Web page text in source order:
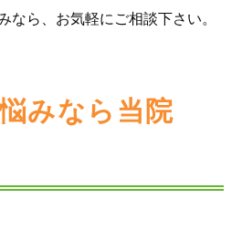
なら、お気軽にご相談下さい。
みなら当院